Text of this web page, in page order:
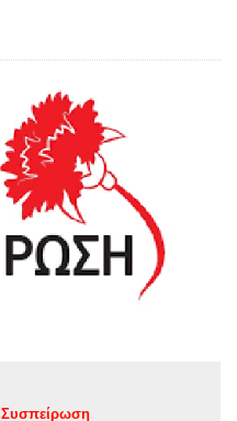
Συσπείρωση